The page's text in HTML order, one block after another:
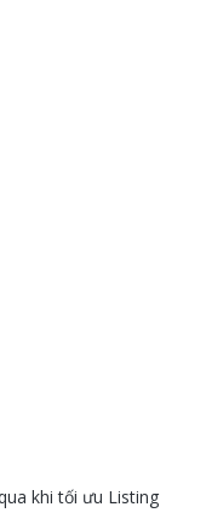
khi tối ưu Listing